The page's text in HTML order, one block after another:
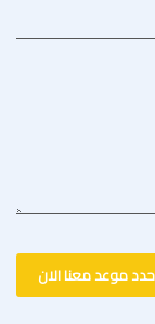
حدد موعد معنا الان